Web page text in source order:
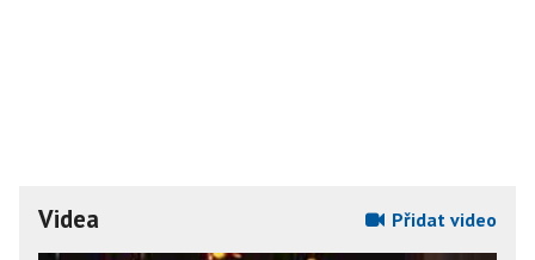
Videa Přidat video